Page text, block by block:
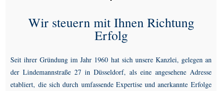
Wir steuern mit Ihnen Richtung
Erfolg
Seit ihrer Gründung im Jahr 1960 hat sich unsere Kanzlei, gelegen an
der Lindemannstraße 27 in Düsseldorf, als eine angesehene Adresse
etabliert, die sich durch umfassende Expertise und anerkannte Erfolge